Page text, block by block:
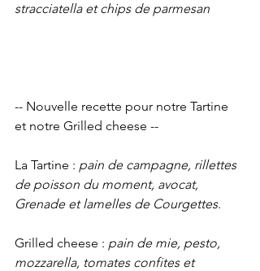
stracciatella et chips de parmesan
-- Nouvelle recette pour notre Tartine
et notre Grilled cheese --
La Tartine : pain de campagne, rillettes
de poisson du moment, avocat,
Grenade et lamelles de Courgettes.
Grilled cheese : pain de mie, pesto,
mozzarella, tomates confites et